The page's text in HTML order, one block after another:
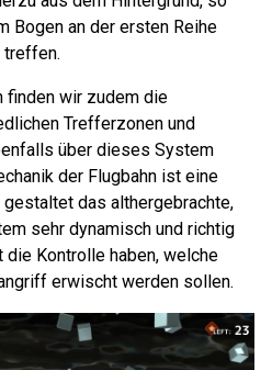
Bogen an der ersten Reihe
treffen.
finden wir zudem die
Trefferzonen und
über dieses System
der Flugbahn ist eine
das althergebrachte,
sehr dynamisch und richtig
Kontrolle haben, welche
erwischt werden sollen.